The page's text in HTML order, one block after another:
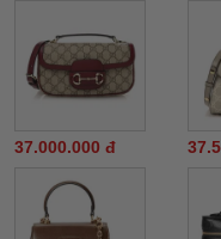
37.000.000 đ